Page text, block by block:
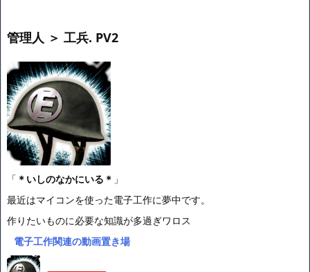
管理人 ＞ 工兵. PV2
「 ＊いしのなかにいる＊ 」
最近はマイコンを使った電子工作に夢中です。
作りたいものに必要な知識が多過ぎワロス
電子工作関連の動画置き場